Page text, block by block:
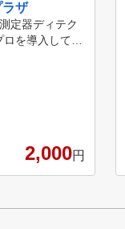
ラザ
定器ディテク
を導入してい
コマでインパク
メラと前方後
、あなたにぴっ
2,000円